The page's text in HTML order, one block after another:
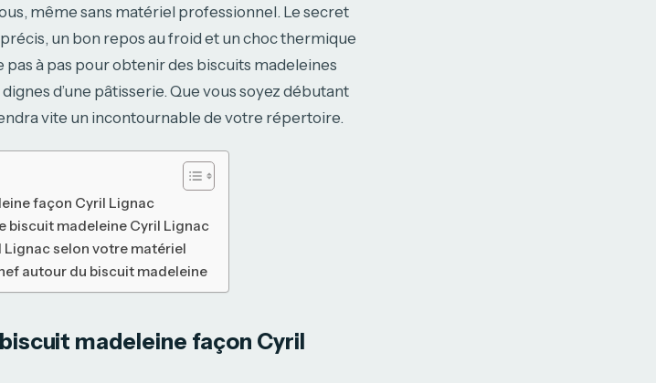
même sans matériel professionnel. Le secret
un bon repos au froid et un choc thermique
à pas pour obtenir des biscuits madeleines
d’une pâtisserie. Que vous soyez débutant
vite un incontournable de votre répertoire.
façon Cyril Lignac
biscuit madeleine Cyril Lignac
selon votre matériel
autour du biscuit madeleine
madeleine façon Cyril